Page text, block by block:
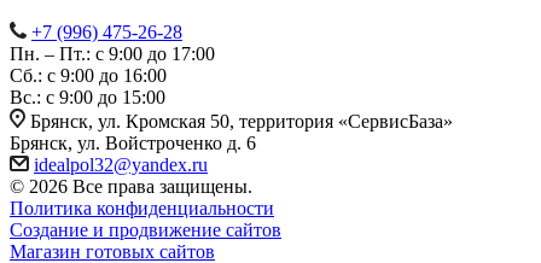
+7 (996) 475-26-28
Пн. – Пт.: с 9:00 до 17:00
Сб.: с 9:00 до 16:00
Bc.: с 9:00 до 15:00
Брянск, ул. Кромская 50, территория «СервисБаза»
Брянск, ул. Войстроченко д. 6
idealpol32@yandex.ru
© 2026 Все права защищены.
Политика конфиденциальности
Создание и продвижение сайтов
Магазин готовых сайтов